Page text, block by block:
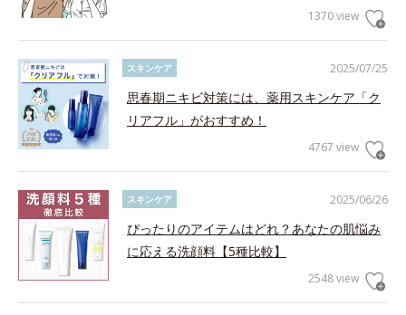
1370 view
2025/07/25
スキンケア
思春期ニキビ対策には、薬用スキンケア「ク
リアフル」がおすすめ！
4767 view
2025/06/26
スキンケア
ぴったりのアイテムはどれ？あなたの肌悩み
に応える洗顔料【5種比較】
2548 view